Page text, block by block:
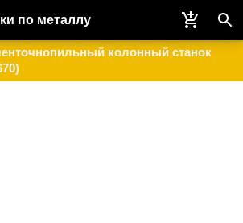
по металлу
колонный станок